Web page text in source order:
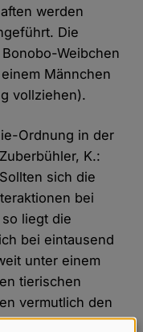
werden
Die
Weibchen
Männchen
vollziehen).
Ordnung in der
K.:
sich die
bei
liegt die
bei eintausend
unter einem
tierischen
vermutlich den
bzw.